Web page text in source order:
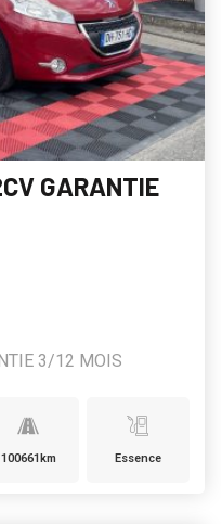
GARANTIE
3/12 MOIS
100661km Essence